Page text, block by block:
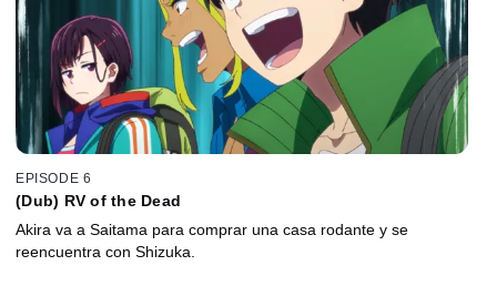
EPISODE 6
(Dub) RV of the Dead
Akira va a Saitama para comprar una casa rodante y se
reencuentra con Shizuka.